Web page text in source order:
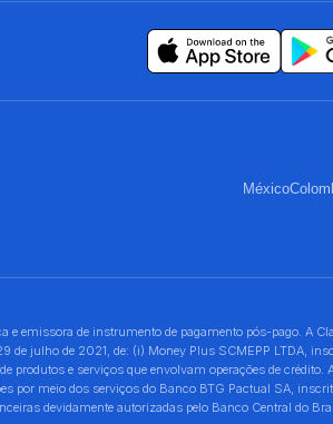
México
e emissora de instrumento de pagamento pós-pago. A
de julho de 2021, de: (i) Money Plus SCMEPP LTDA,
e serviços que envolvam operações de crédito.
por meio dos serviços do Banco BTG Pactual SA,
devidamente autorizadas pelo Banco Central do